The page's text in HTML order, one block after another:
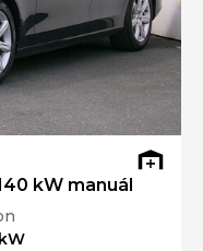
kW manuál